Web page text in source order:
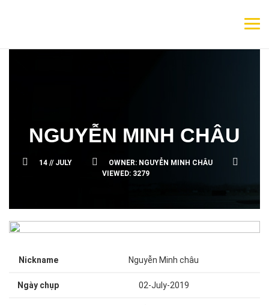
NGUYỄN MINH CHÂU
14 //JULY OWNER: NGUYỄN MINH CHÂU
VIEWED: 3279
Nickname Nguyễn Minh châu
Ngày chụp 02-July-2019